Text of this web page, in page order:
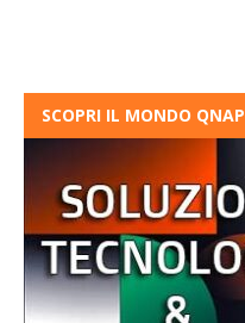
SCOPRI IL MONDO QNAP